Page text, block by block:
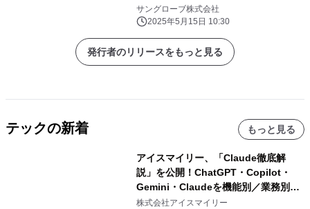
始
サングローブ株式会社
2025年5月15日 10:30
発行者のリリースをもっと見る
テックの新着 もっと見る
アイスマイリー、「Claude徹底解
説」を公開！ChatGPT・Copilot・
Gemini・Claudeを機能別／業務別に
比較―自社に合う生成AIの選び方がわ
株式会社アイスマイリー